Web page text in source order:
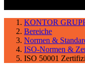
KONTOR
Bereiche
Normen &
ISO-Normen &
ISO 50001